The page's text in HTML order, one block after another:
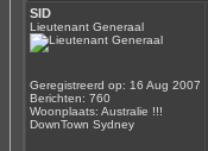
SID
Lieutenant Generaal
Geregistreerd op: 16 Aug 2007
Berichten: 760
Woonplaats: Australie !!!
DownTown Sydney